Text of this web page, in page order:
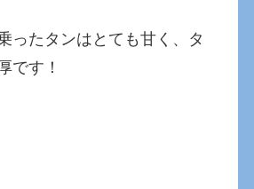
ったタンはとても甘く、タ
です！